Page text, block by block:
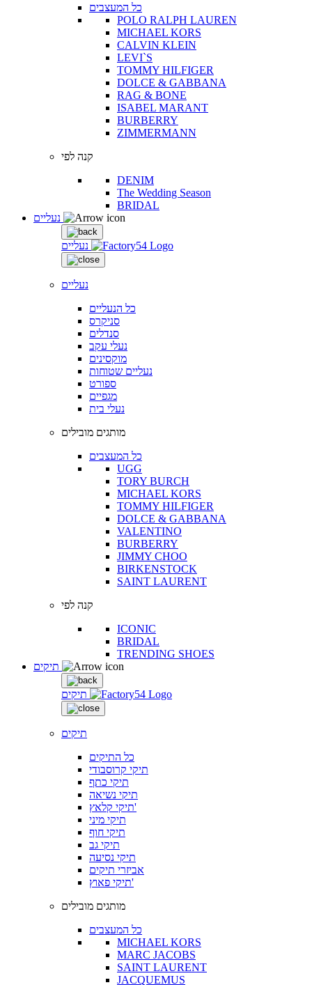
כל המעצבים
POLO RALPH LAUREN
MICHAEL KORS
CALVIN KLEIN
LEVI`S
TOMMY HILFIGER
DOLCE & GABBANA
RAG & BONE
ISABEL MARANT
BURBERRY
ZIMMERMANN
קנה לפי
DENIM
The Wedding Season
BRIDAL
נעליים
נעליים
כל הנעליים
סניקרס
סנדלים
נעלי עקב
מוקסינים
נעליים שטוחות
ספורט
מגפיים
נעלי בית
מותגים מובילים
כל המעצבים
UGG
TORY BURCH
MICHAEL KORS
TOMMY HILFIGER
DOLCE & GABBANA
VALENTINO
BURBERRY
JIMMY CHOO
BIRKENSTOCK
SAINT LAURENT
קנה לפי
ICONIC
BRIDAL
TRENDING SHOES
תיקים
תיקים
כל התיקים
תיקי קרוסבודי
תיקי כתף
תיקי נשיאה
תיקי קלאץ'
תיקי מיני
תיקי חוף
תיקי גב
תיקי נסיעה
אביזרי תיקים
תיקי פאוץ'
מותגים מובילים
כל המעצבים
MICHAEL KORS
MARC JACOBS
SAINT LAURENT
JACQUEMUS